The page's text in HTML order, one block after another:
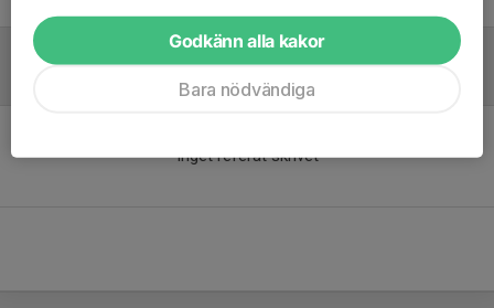
Inget referat skrivet
Godkänn alla kakor
Bara nödvändiga